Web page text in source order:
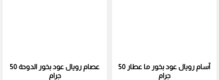
آسام رويال عود بخور ما عطار 50
جرام
عصام رويال عود بخور الدوحة 50
جرام